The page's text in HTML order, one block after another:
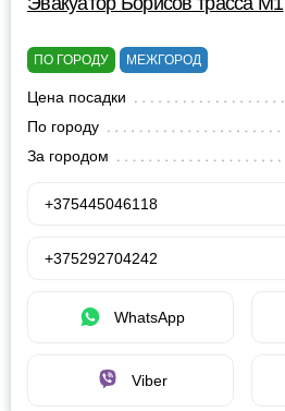
ПО ГОРОДУ МЕЖГОРОД
Цена посадки
По городу
За городом
+375445046118
+375292704242
WhatsApp
Viber